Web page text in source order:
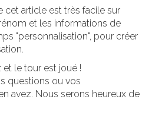
cet article est très facile sur
et les informations de
"personnalisation", pour créer
le tour est joué !
questions ou vos
avez. Nous serons heureux de